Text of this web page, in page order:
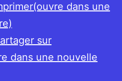
dans une
sur
dans une nouvelle